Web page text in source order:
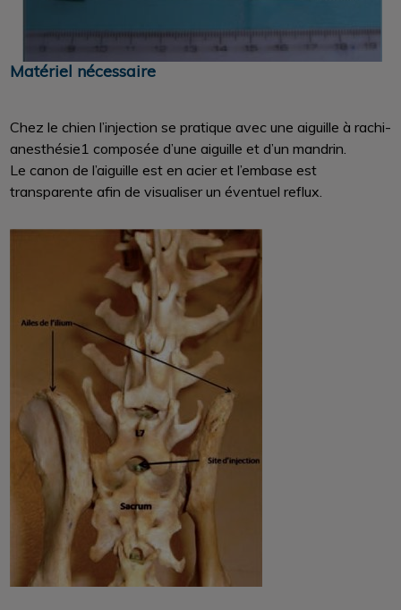
Matériel nécessaire
Chez le chien l’injection se pratique avec une aiguille à rachi-
anesthésie1 composée d’une aiguille et d’un mandrin.
Le canon de l’aiguille est en acier et l’embase est
transparente afin de visualiser un éventuel reflux.